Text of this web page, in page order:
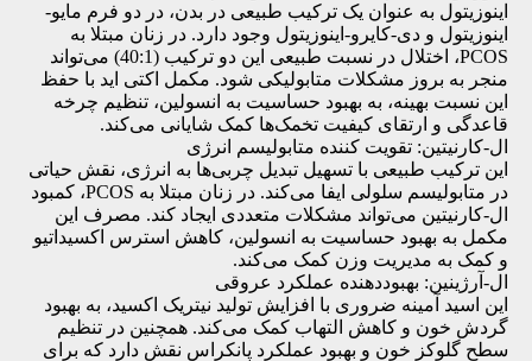
اینوزیتول به عنوان یک ترکیب طبیعی در بدن، در دو فرم مایو-
اینوزیتول و دی-کایرو-اینوزیتول وجود دارد. در زنان مبتلا به
PCOS، اختلال در نسبت طبیعی این دو ترکیب (40:1) می‌تواند
منجر به بروز مشکلات متابولیکی شود. مکمل اکتی اید با حفظ
این نسبت بهینه، به بهبود حساسیت به انسولین، تنظیم چرخه
قاعدگی و ارتقای کیفیت تخمک‌ها کمک شایانی می‌کند.
ال-کارنیتین: تقویت کننده متابولیسم انرژی
این ترکیب طبیعی با تسهیل تبدیل چربی‌ها به انرژی، نقش حیاتی
در متابولیسم سلولی ایفا می‌کند. در زنان مبتلا به PCOS، کمبود
ال-کارنیتین می‌تواند مشکلات متعددی ایجاد کند. مصرف این
مکمل به بهبود حساسیت به انسولین، کاهش استرس اکسیداتیو
و کمک به مدیریت وزن کمک می‌کند.
ال-آرژینین: بهبوددهنده عملکرد عروقی
این اسید آمینه ضروری با افزایش تولید نیتریک اکسید، به بهبود
گردش خون و کاهش التهاب کمک می‌کند. همچنین در تنظیم
سطح گلوکز خون و بهبود عملکرد پانکراس نقش دارد که برای